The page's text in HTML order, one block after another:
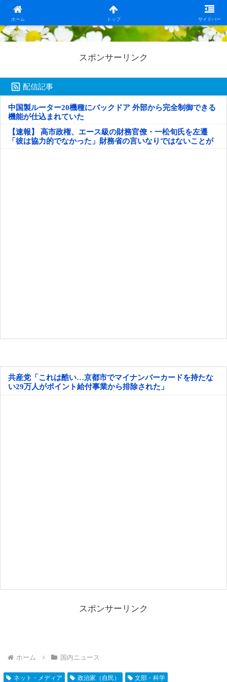
ホーム トップ サイドバー
日本第一！ニュース録
スポンサーリンク
配信記事
中国製ルーター20機種にバックドア 外部から完全制御できる
機能が仕込まれていた
【速報】 高市政権、エース級の財務官僚・一松旬氏を左遷
「彼は協力的でなかった」財務省の言いなりではないことが
判明
共産党「これは酷い…京都市でマイナンバーカードを持たな
い29万人がポイント給付事業から排除された」
スポンサーリンク
ホーム 国内ニュース
ネット・メディア 政治家（自民） 文部・科学